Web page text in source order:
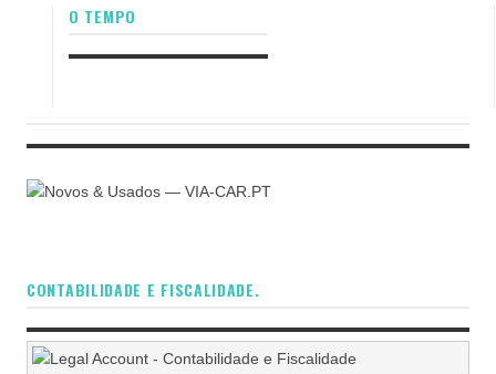
O TEMPO
CONTABILIDADE E FISCALIDADE.